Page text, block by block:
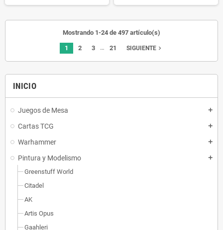
INICIO
Juegos de Mesa add
Cartas TCG add
Warhammer add
Pintura y Modelismo add
Greenstuff World
Citadel
AK
Artis Opus
Gaahleri
Mostrando 1-24 de 497 artículo(s)
1 2 3 … 21 SIGUIENTE navigate_next